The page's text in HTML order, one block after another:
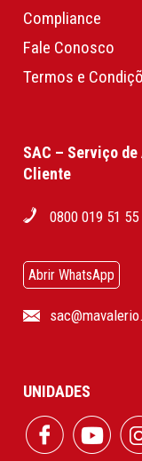
Compliance
Fale Conosco
Termos e
SAC – Serviço
Cliente
0800 019 51 55
Abrir WhatsApp
UNIDADES